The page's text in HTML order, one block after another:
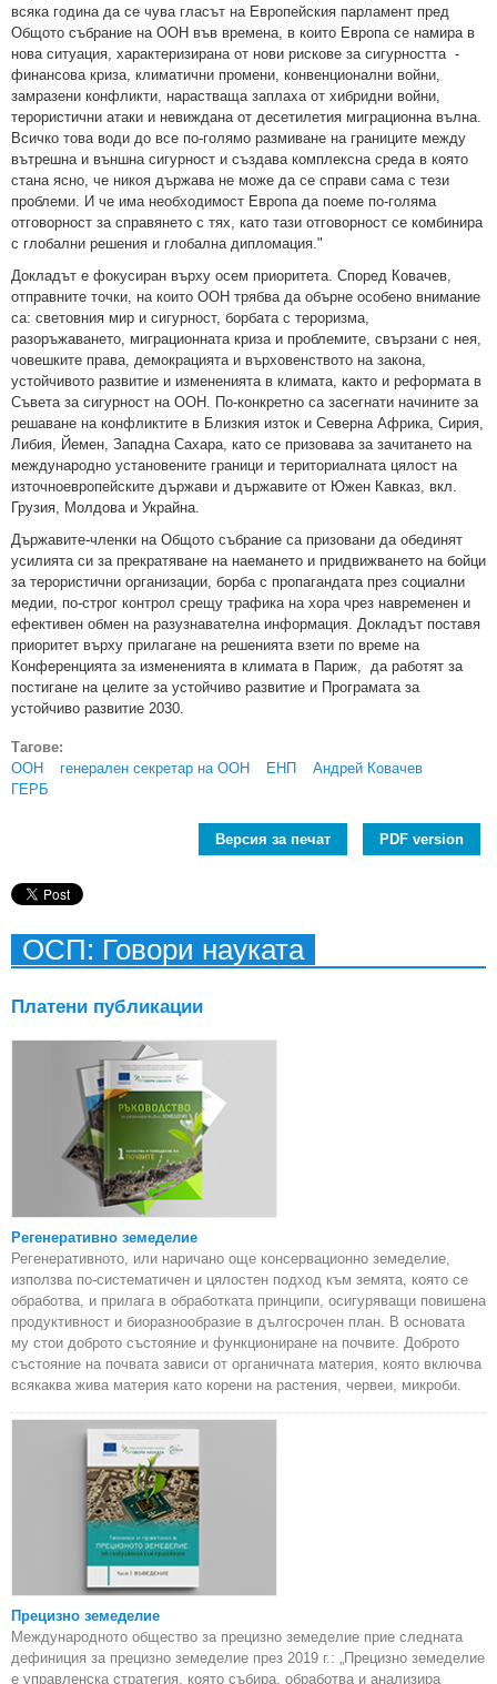
всяка година да се чува гласът на Европейския парламент пред
Общото събрание на ООН във времена, в които Европа се намира в
нова ситуация, характеризирана от нови рискове за сигурността -
финансова криза, климатични промени, конвенционални войни,
замразени конфликти, нарастваща заплаха от хибридни войни,
терористични атаки и невиждана от десетилетия миграционна вълна.
Всичко това води до все по-голямо размиване на границите между
вътрешна и външна сигурност и създава комплексна среда в която
стана ясно, че никоя държава не може да се справи сама с тези
проблеми. И че има необходимост Европа да поеме по-голяма
отговорност за справянето с тях, като тази отговорност се комбинира
с глобални решения и глобална дипломация."
Докладът е фокусиран върху осем приоритета. Според Ковачев,
отправните точки, на които ООН трябва да обърне особено внимание
са: световния мир и сигурност, борбата с тероризма,
разоръжаването, миграционната криза и проблемите, свързани с нея,
човешките права, демокрацията и върховенството на закона,
устойчивото развитие и измененията в климата, както и реформата в
Съвета за сигурност на ООН. По-конкретно са засегнати начините за
решаване на конфликтите в Близкия изток и Северна Африка, Сирия,
Либия, Йемен, Западна Сахара, като се призовава за зачитането на
международно установените граници и териториалната цялост на
източноевропейските държави и държавите от Южен Кавказ, вкл.
Грузия, Молдова и Украйна.
Държавите-членки на Общото събрание са призовани да обединят
усилията си за прекратяване на наемането и придвижването на бойци
за терористични организации, борба с пропагандата през социални
медии, по-строг контрол срещу трафика на хора чрез навременен и
ефективен обмен на разузнавателна информация. Докладът поставя
приоритет върху прилагане на решенията взети по време на
Конференцията за измененията в климата в Париж, да работят за
постигане на целите за устойчиво развитие и Програмата за
устойчиво развитие 2030.
Тагове:
ООН
генерален секретар на ООН ЕНП
Андрей Ковачев
ГЕРБ
Версия за печат PDF version
ОСП: Говори науката
Платени публикации
Регенеративно земеделие
Регенеративното, или наричано още консервационно земеделие,
използва по-систематичен и цялостен подход към земята, която се
обработва, и прилага в обработката принципи, осигуряващи повишена
продуктивност и биоразнообразие в дългосрочен план. В основата
му стои доброто състояние и функциониране на почвите. Доброто
състояние на почвата зависи от органичната материя, която включва
всякаква жива материя като корени на растения, червеи, микроби.
Прецизно земеделие
Международното общество за прецизно земеделие прие следната
дефиниция за прецизно земеделие през 2019 г.: „Прецизно земеделие
е управленска стратегия, която събира, обработва и анализира